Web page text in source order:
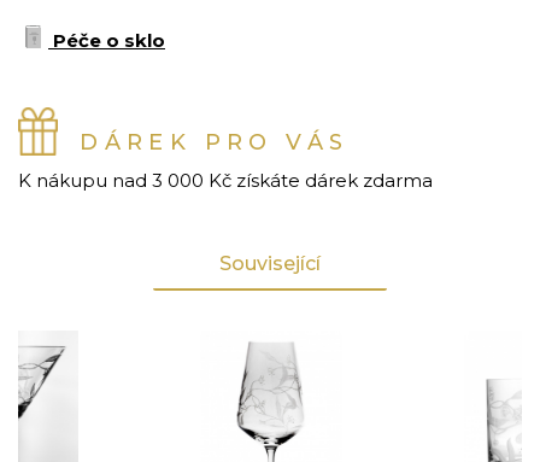
Péče o sklo
DÁREK PRO VÁS
K nákupu nad 3 000 Kč získáte dárek zdarma
Související